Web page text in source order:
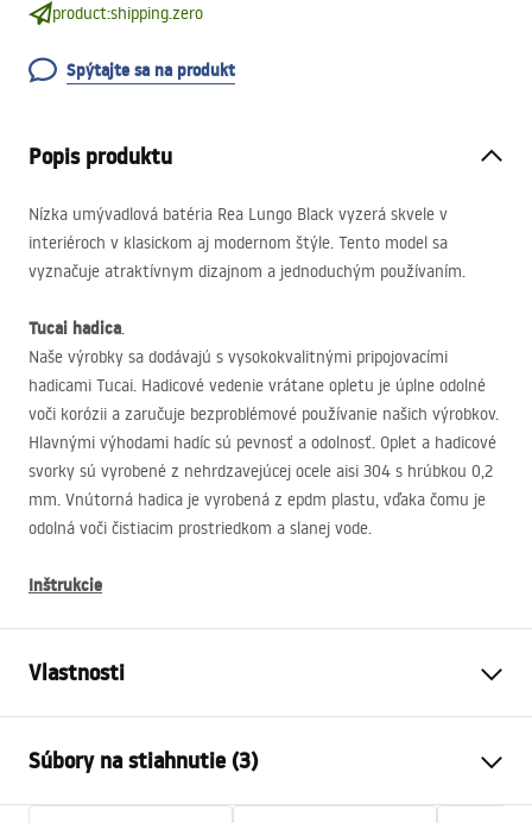
product:shipping.zero
Spýtajte sa na produkt
Popis produktu
Nízka umývadlová batéria Rea Lungo Black vyzerá skvele v
interiéroch v klasickom aj modernom štýle. Tento model sa
vyznačuje atraktívnym dizajnom a jednoduchým používaním.
Tucai hadica.
Naše výrobky sa dodávajú s vysokokvalitnými pripojovacími
hadicami Tucai. Hadicové vedenie vrátane opletu je úplne odolné
voči korózii a zaručuje bezproblémové používanie našich výrobkov.
Hlavnými výhodami hadíc sú pevnosť a odolnosť. Oplet a hadicové
svorky sú vyrobené z nehrdzavejúcej ocele aisi 304 s hrúbkou 0,2
mm. Vnútorná hadica je vyrobená z epdm plastu, vďaka čomu je
odolná voči čistiacim prostriedkom a slanej vode.
Inštrukcie
Vlastnosti
rea.com.pl/#hu
Spôsob montáže
Stojanková
Súbory na stiahnutie (3)